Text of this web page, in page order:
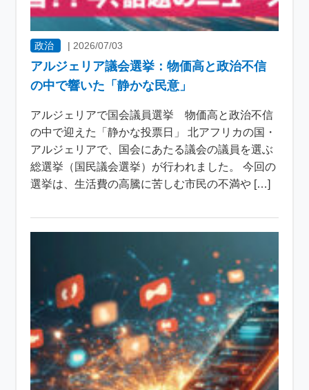
政治 | 2026/07/03
アルジェリア議会選挙：物価高と政治不信
の中で響いた「静かな民意」
アルジェリアで国会議員選挙 物価高と政治不信
の中で迎えた「静かな投票日」 北アフリカの国・
アルジェリアで、国会にあたる議会の議員を選ぶ
総選挙（国民議会選挙）が行われました。 今回の
選挙は、生活費の高騰に苦しむ市民の不満や […]